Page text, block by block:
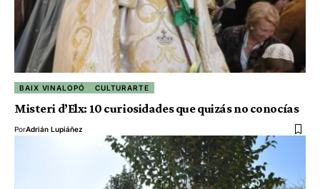
BAIX VINALOPÓ CULTURARTE
Misteri d’Elx: 10 curiosidades que quizás no conocías
PorAdrián Lupiáñez